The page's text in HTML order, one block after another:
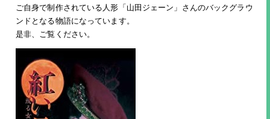
ご自身で制作されている人形「山田ジェーン」さんのバックグラウ
ンドとなる物語になっています。
是非、ご覧ください。